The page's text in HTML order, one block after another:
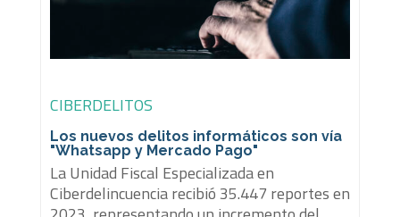
CIBERDELITOS
Los nuevos delitos informáticos son vía
"Whatsapp y Mercado Pago"
La Unidad Fiscal Especializada en
Ciberdelincuencia recibió 35.447 reportes en